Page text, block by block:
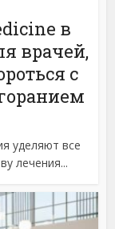
в
врачей,
с
уделяют все
лечения...